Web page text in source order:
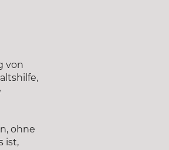
von
ohne
ist,